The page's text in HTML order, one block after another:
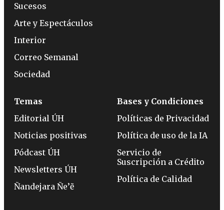
Sucesos
Arte y Espectáculos
Interior
Correo Semanal
Sociedad
Temas
Editorial ÚH
Noticias positivas
Pódcast ÚH
Newsletters ÚH
Ñandejara Ñe’ẽ
Bases y Condiciones
Políticas de Privacidad
Política de uso de la IA
Servicio de
Suscripción a Crédito
Política de Calidad